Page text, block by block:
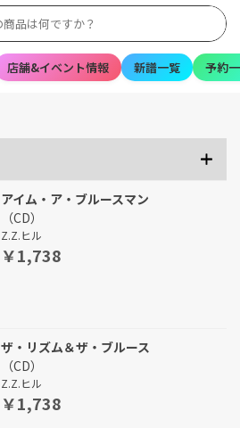
店舗&イベント情報 新譜一覧 予約
アイム・ア・ブルースマン
（CD）
Z.Z.ヒル
￥1,738
ザ・リズム＆ザ・ブルース
（CD）
Z.Z.ヒル
￥1,738